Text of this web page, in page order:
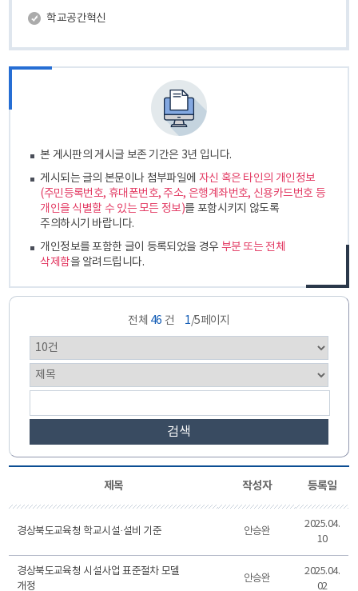
학교공간혁신
본 게시판의 게시글 보존 기간은 3년 입니다.
게시되는 글의 본문이나 첨부파일에 자신 혹은 타인의 개인정보
(주민등록번호, 휴대폰번호, 주소, 은행계좌번호, 신용카드번호 등
개인을 식별할 수 있는 모든 정보)를 포함시키지 않도록
주의하시기 바랍니다.
개인정보를 포함한 글이 등록되었을 경우 부분 또는 전체
삭제함을 알려드립니다.
전체 46 건 1/5페이지
검색
제목 작성자 등록일
경상북도교육청 학교시설·설비 기준 안승완
2025.04.
10
경상북도교육청 시설사업 표준절차 모델
개정
안승완
2025.04.
02